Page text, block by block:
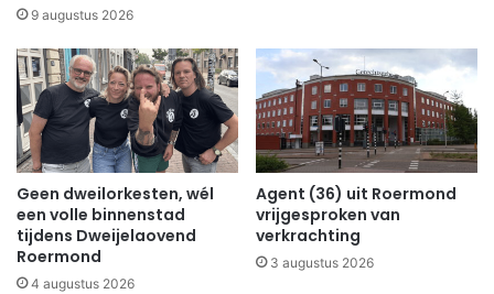
9 augustus 2026
Geen dweilorkesten, wél
een volle binnenstad
tijdens Dweijelaovend
Roermond
4 augustus 2026
Agent (36) uit Roermond
vrijgesproken van
verkrachting
3 augustus 2026